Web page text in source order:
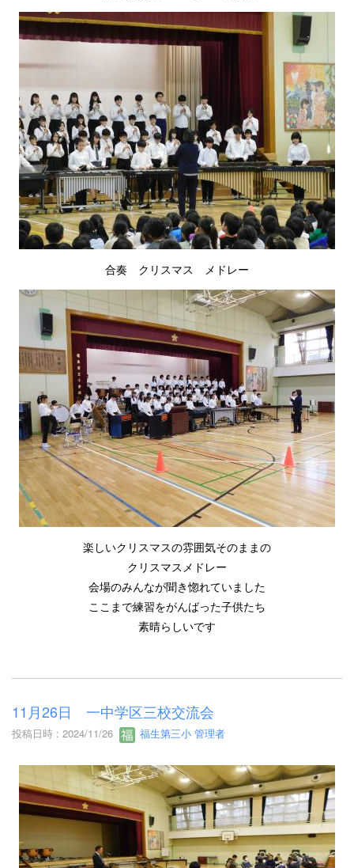
合奏 クリスマス メドレー
楽しいクリスマスの雰囲気そのままの
クリスマスメドレー
会場のみんなが聞き惚れていました
ここまで練習をがんばった子供たち
素晴らしいです
11月26日 一中学区三校交流会
投稿日時 : 2024/11/26 福生第三小 管理者